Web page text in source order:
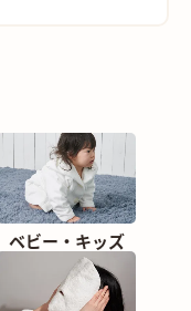
ベビー・ キッズ